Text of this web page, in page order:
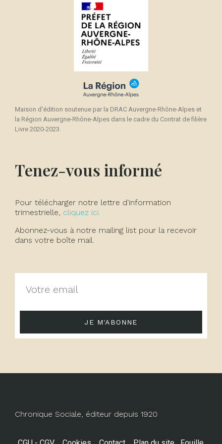
Maison d'édition soutenue par la DRAC Auvergne-Rhône-Alpes et
la Région Auvergne-Rhône-Alpes dans le cadre du Contrat de filière
Livre 2020-2023.
Tenez-vous informé
Pour télécharger notre lettre d'information
trimestrielle, cliquez ici.
Abonnez-vous à notre mailing list pour la recevoir
dans votre boîte mail.
JE M'ABONNE
Chronique Sociale, éditeur depuis 1920